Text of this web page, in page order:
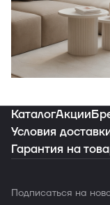
КаталогАкции
Условия
Гарантия на
Подписаться на